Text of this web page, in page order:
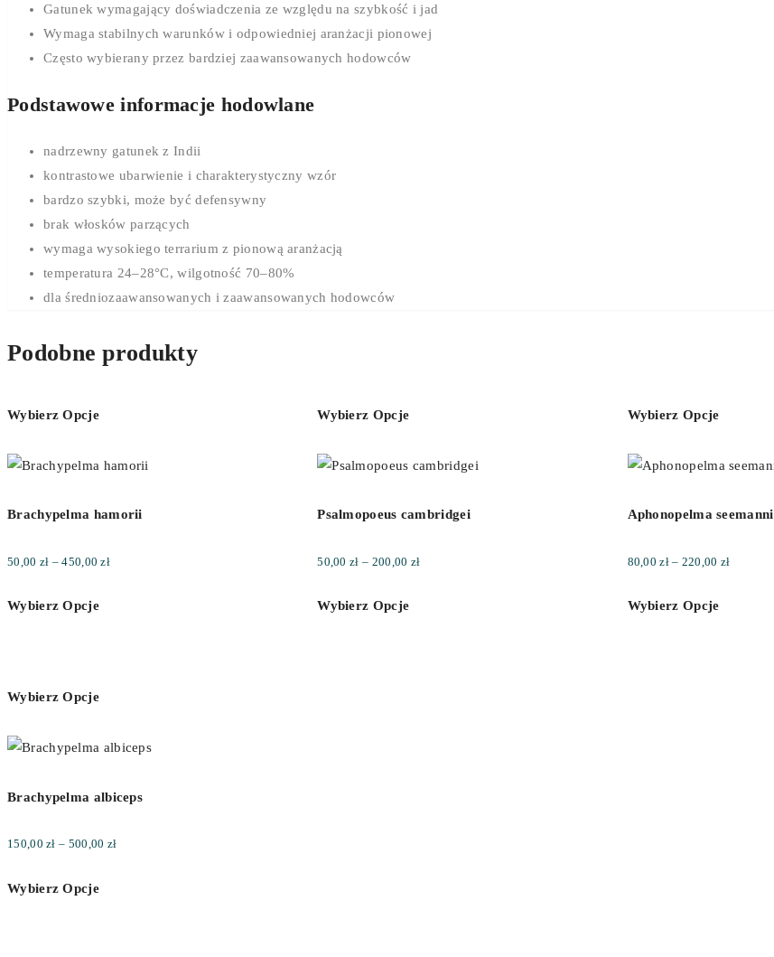
Gatunek wymagający doświadczenia ze względu na szybkość i jad
Wymaga stabilnych warunków i odpowiedniej aranżacji pionowej
Często wybierany przez bardziej zaawansowanych hodowców
Podstawowe informacje hodowlane
nadrzewny gatunek z Indii
kontrastowe ubarwienie i charakterystyczny wzór
bardzo szybki, może być defensywny
brak włosków parzących
wymaga wysokiego terrarium z pionową aranżacją
temperatura 24–28°C, wilgotność 70–80%
dla średniozaawansowanych i zaawansowanych hodowców
Podobne produkty
Wybierz Opcje
Brachypelma hamorii
50,00 zł – 450,00złZakres
Wybierz Opcje
Wybierz Opcje
Psalmopoeus cambridgei
50,00zł – 200,00 złZakres
Wybierz Opcje
Wybierz Opcje
Aphonopelma seemanni
80,00zł – 220,00 złZakres
Wybierz Opcje
Wybierz Opcje
Brachypelma albiceps
150,00zł – 500,00 złZakres
Wybierz Opcje